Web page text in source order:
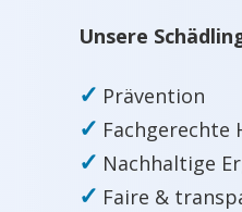
Unsere
✓ Prävention
✓ Fachgerechte
✓ Nachhaltige
✓ Faire &